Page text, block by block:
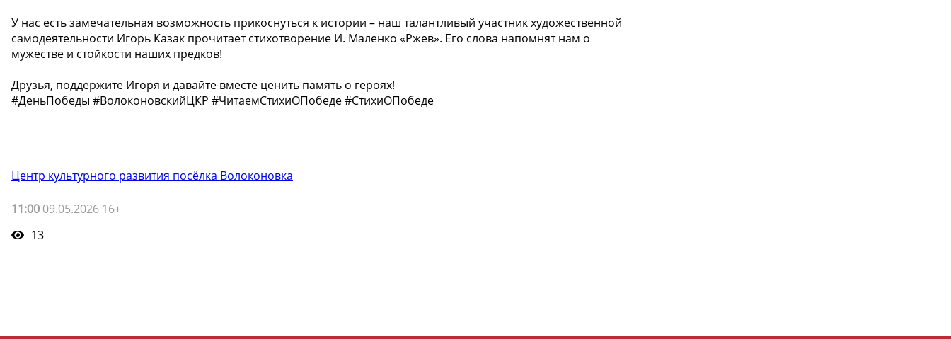
У нас есть замечательная возможность прикоснуться к истории – наш талантливый участник художественной
самодеятельности Игорь Казак прочитает стихотворение И. Маленко «Ржев». Его слова напомнят нам о
мужестве и стойкости наших предков!
Друзья, поддержите Игоря и давайте вместе ценить память о героях!
#ДеньПобеды #ВолоконовскийЦКР #ЧитаемСтихиОПобеде #СтихиОПобеде
Центр культурного развития посёлка Волоконовка
11:00 09.05.2026 16+
13